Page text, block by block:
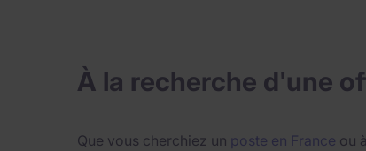
À la recherche d'une
Que vous cherchiez un poste en France ou